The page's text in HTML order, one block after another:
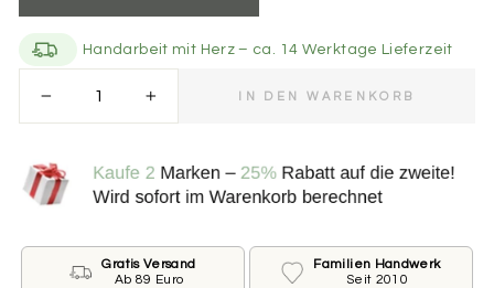
Bitte wähle die Größe der Marke.
.*
KLEIN ⌀ 25 MM FÜR KLEINE HUNDE
GROSS ⌀ 30 MM FÜR GROSSE HUNDE
Handarbeit mit Herz – ca. 14 Werktage Lieferzeit
IN DEN WARENKORB
Gratis Versand
Ab 89 Euro
Familien Handwerk
Seit 2010